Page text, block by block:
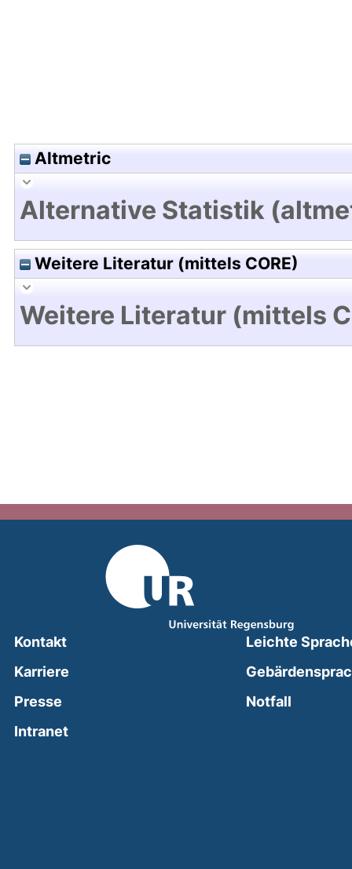
Altmetric
Alternative Statistik
Weitere Literatur (mittels CORE)
Weitere Literatur (mittels
Kontakt
Karriere
Presse
Intranet(external link, opens in a new window)
Leichte
Notfall